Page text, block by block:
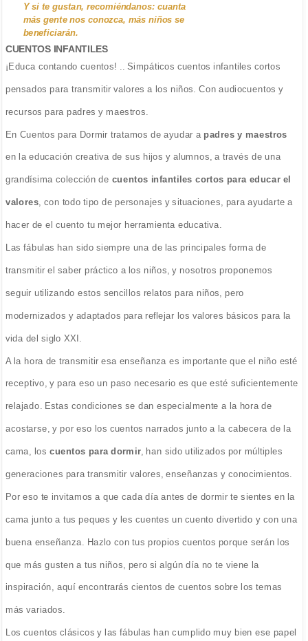
Y si te gustan, recomiéndanos:cuanta
más gente nos conozca, más niños se
beneficiarán.
CUENTOS INFANTILES
¡Educa contando cuentos! .. Simpáticos cuentos infantiles cortos
pensados para transmitir valores a los niños. Con audiocuentos y
recursos para padres y maestros.
En Cuentos para Dormir tratamos de ayudar a padres y maestros
en la educación creativa de sus hijos y alumnos, a través de una
grandísima colección de cuentos infantiles cortos para educar el
valores , con todo tipo de personajes y situaciones, para ayudarte a
hacer de el cuento tu mejor herramienta educativa.
Las fábulas han sido siempre una de las principales forma de
transmitir el saber práctico a los niños, y nosotros proponemos
seguir utilizando estos sencillos relatos para niños, pero
modernizados y adaptados para reflejar los valores básicos para la
vida del siglo XXI.
A la hora de transmitir esa enseñanza es importante que el niño esté
receptivo, y para eso un paso necesario es que esté suficientemente
relajado. Estas condiciones se dan especialmente a la hora de
acostarse, y por eso los cuentos narrados junto a la cabecera de la
cama, los cuentos para dormir, han sido utilizados por múltiples
generaciones para transmitir valores, enseñanzas y conocimientos.
Por eso te invitamos a que cada día antes de dormir te sientes en la
cama junto a tus peques y les cuentes un cuento divertido y con una
buena enseñanza. Hazlo con tus propios cuentos porque serán los
que más gusten a tus niños, pero si algún día no te viene la
inspiración, aquí encontrarás cientos de cuentos sobre los temas
más variados.
Los cuentos clásicos y las fábulas han cumplido muy bien ese papel